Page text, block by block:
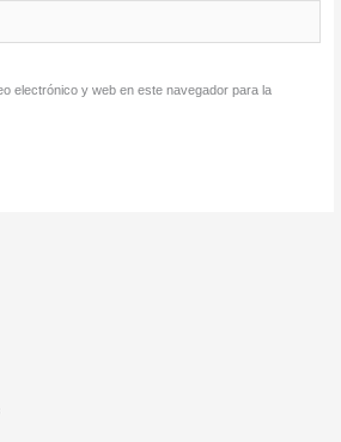
electrónico y web en este navegador para la